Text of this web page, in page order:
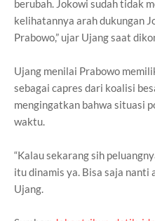
berubah. Jokowi sudah tidak
kelihatannya arah dukungan
Prabowo,” ujar Ujang saat
Ujang menilai Prabowo
sebagai capres dari koalisi
mengingatkan bahwa situasi
waktu.
“Kalau sekarang sih
itu dinamis ya. Bisa saja nanti
Ujang.